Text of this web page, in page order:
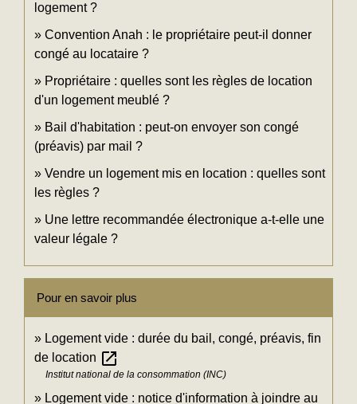
logement ?
Convention Anah : le propriétaire peut-il donner
congé au locataire ?
Propriétaire : quelles sont les règles de location
d'un logement meublé ?
Bail d'habitation : peut-on envoyer son congé
(préavis) par mail ?
Vendre un logement mis en location : quelles sont
les règles ?
Une lettre recommandée électronique a-t-elle une
valeur légale ?
Pour en savoir plus
Logement vide : durée du bail, congé, préavis, fin
de location open_in_new
Institut national de la consommation (INC)
Logement vide : notice d'information à joindre au